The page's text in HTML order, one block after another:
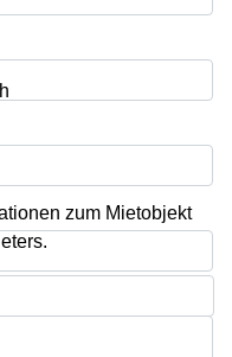
zum Mietobjekt